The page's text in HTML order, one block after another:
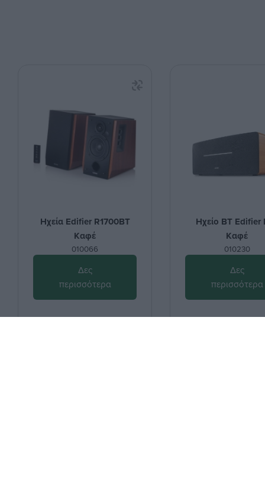
Ηχεία Edifier R1700BT
Καφέ
010066
Δες
περισσότερα
Ηχείο BT Edifier
Καφέ
010230
Δες
περισσότερα